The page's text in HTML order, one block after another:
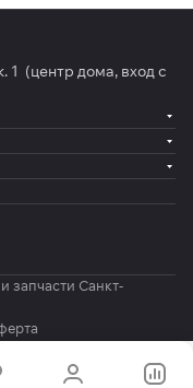
1 (центр дома, вход с
запчасти Санкт-